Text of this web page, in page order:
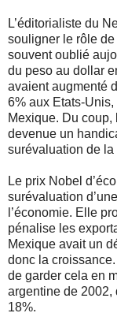
L’éditorialiste du
souligner le rôle
souvent oublié
du peso au dollar
avaient augmenté
6% aux Etats-Unis,
Mexique. Du
devenue un
surévaluation de la
Le prix Nobel
surévaluation
l’économie. Elle
pénalise les
Mexique avait un
donc la
de garder cela en
argentine de 2002,
18%.